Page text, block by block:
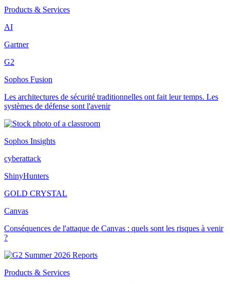
Products & Services
AI
Gartner
G2
Sophos Fusion
Les architectures de sécurité traditionnelles ont fait leur temps. Les
systèmes de défense sont l'avenir
Sophos Insights
cyberattack
ShinyHunters
GOLD CRYSTAL
Canvas
Conséquences de l'attaque de Canvas : quels sont les risques à venir
?
Products & Services